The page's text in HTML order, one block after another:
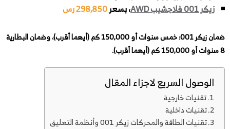
زيكر 001 فلاجشيب AWD
، بسعر298,850 رس
ضمان زيكر 001: خمس سنوات أو 150,000 كم (أيهما أقرب)، وضمان البطارية
8 سنوات أو 150,000 كم (أيهما أقرب).
الوصول السريع لاجزاء المقال
تقنيات خارجية
تقنيات داخلية
تقنيات الطاقة والمحركات زيكر 001 وأنظمة التعليق